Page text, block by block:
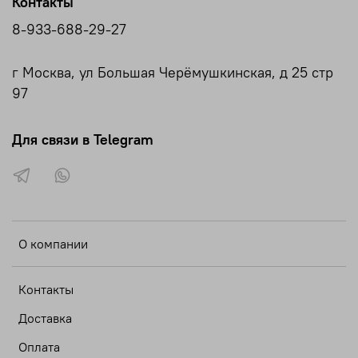
О компании
Контакты
Доставка
Оплата
8-933-688-29-27
г Москва, ул Большая Черёмушкинская, д 25 стр
97
Для связи в Telegram